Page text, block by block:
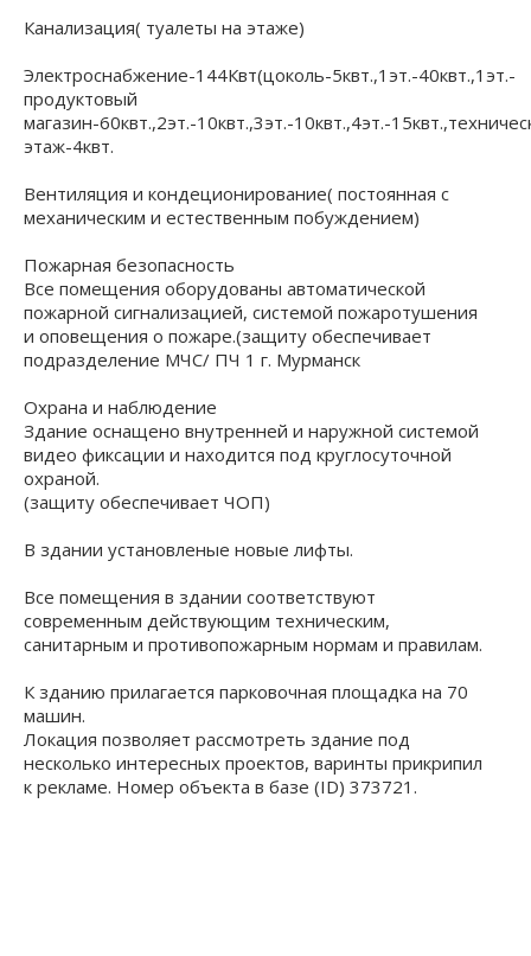
Канализация( туалеты на этаже)
Электроснабжение-144Квт(цоколь-5квт.,1эт.-40квт.,1эт.-
продуктовый
магазин-60квт.,2эт.-10квт.,3эт.-10квт.,4эт.-
этаж-4квт.
Вентиляция и кондеционирование( постоянная с
механическим и естественным побуждением)
Пожарная безопасность
Все помещения оборудованы автоматической
пожарной сигнализацией, системой пожаротушения
и оповещения о пожаре.(защиту обеспечивает
подразделение МЧС/ ПЧ 1 г. Мурманск
Охрана и наблюдение
Здание оснащено внутренней и наружной системой
видео фиксации и находится под круглосуточной
охраной.
(защиту обеспечивает ЧОП)
В здании установленые новые лифты.
Все помещения в здании соответствуют
современным действующим техническим,
санитарным и противопожарным нормам и правилам.
К зданию прилагается парковочная площадка на 70
машин.
Локация позволяет рассмотреть здание под
несколько интересных проектов, варинты прикрипил
к рекламе. Номер объекта в базе (ID) 373721.